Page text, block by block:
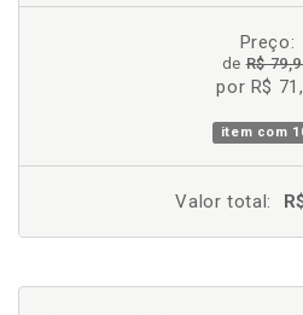
Preço:
deR$
por R$
item com
Valor total: